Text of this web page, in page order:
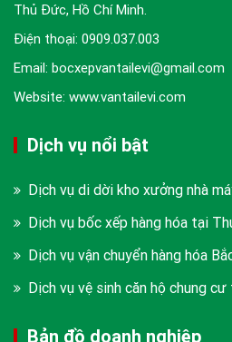
Thủ Đức, Hồ Chí Minh.
Điện thoại: 0909.037.003
Email: bocxepvantailevi@gmail.com
Website: www.vantailevi.com
Dịch vụ nổi bật
Dịch vụ di dời kho xưởng nhà
Dịch vụ bốc xếp hàng hóa tại
Dịch vụ vận chuyển hàng hóa
Dịch vụ vệ sinh căn hộ chung
Bản đồ doanh nghiệp